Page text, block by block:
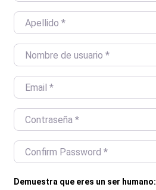
Apellido *
Nombre de usuario *
Email
Contraseña *
Confirm Password
Demuestra que eres un ser humano: